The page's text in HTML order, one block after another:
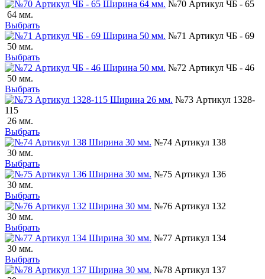
№70 Артикул ЧБ - 65
64 мм.
Выбрать
№71 Артикул ЧБ - 69
50 мм.
Выбрать
№72 Артикул ЧБ - 46
50 мм.
Выбрать
№73 Артикул 1328-
115
26 мм.
Выбрать
№74 Артикул 138
30 мм.
Выбрать
№75 Артикул 136
30 мм.
Выбрать
№76 Артикул 132
30 мм.
Выбрать
№77 Артикул 134
30 мм.
Выбрать
№78 Артикул 137